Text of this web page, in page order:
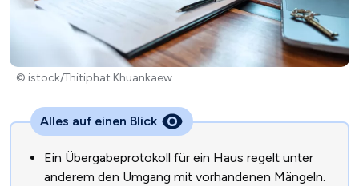
© istock/Thitiphat Khuankaew
Alles auf einen Blick
Ein Übergabeprotokoll für ein Haus regelt unter
anderem den Umgang mit vorhandenen Mängeln.